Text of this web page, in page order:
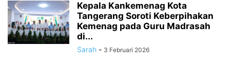
Kepala Kankemenag Kota
Tangerang Soroti Keberpihakan
Kemenag pada Guru Madrasah
di...
Sarah - 3 Februari 2026